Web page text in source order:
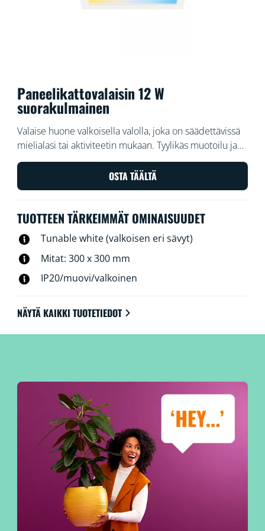
Paneelikattovalaisin 12 W
suorakulmainen
Valaise huone valkoisella valolla, joka on säädettävissä
mielialasi tai aktiviteetin mukaan. Tyylikäs muotoilu ja
helppo asennus tekevät siitä mukavan ja saumattoman
OSTA TÄÄLTÄ
TUOTTEEN TÄRKEIMMÄT OMINAISUUDET
Tunable white (valkoisen eri sävyt)
Mitat: 300 x 300 mm
IP20/muovi/valkoinen
NÄYTÄ KAIKKI TUOTETIEDOT